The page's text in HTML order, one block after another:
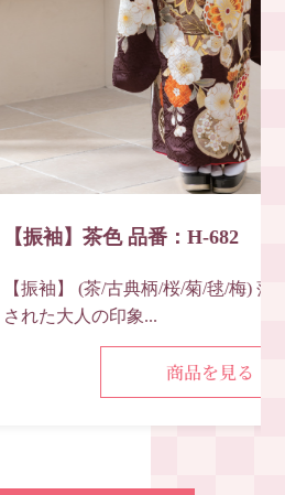
682
/毬/梅) 落ち着きのある洗練